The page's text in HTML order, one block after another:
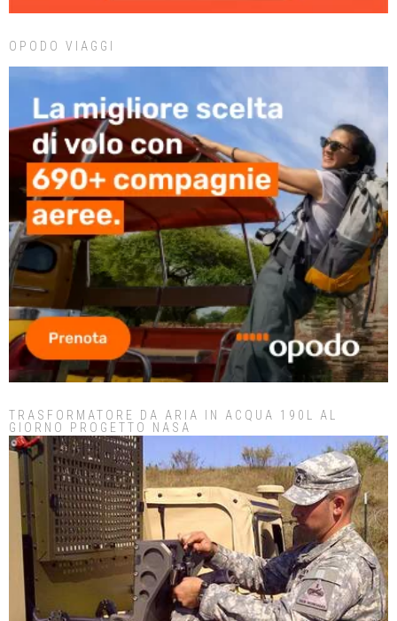
OPODO VIAGGI
TRASFORMATORE DA ARIA IN ACQUA 190L AL
GIORNO PROGETTO NASA